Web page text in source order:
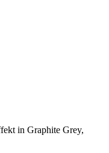
in Graphite Grey,